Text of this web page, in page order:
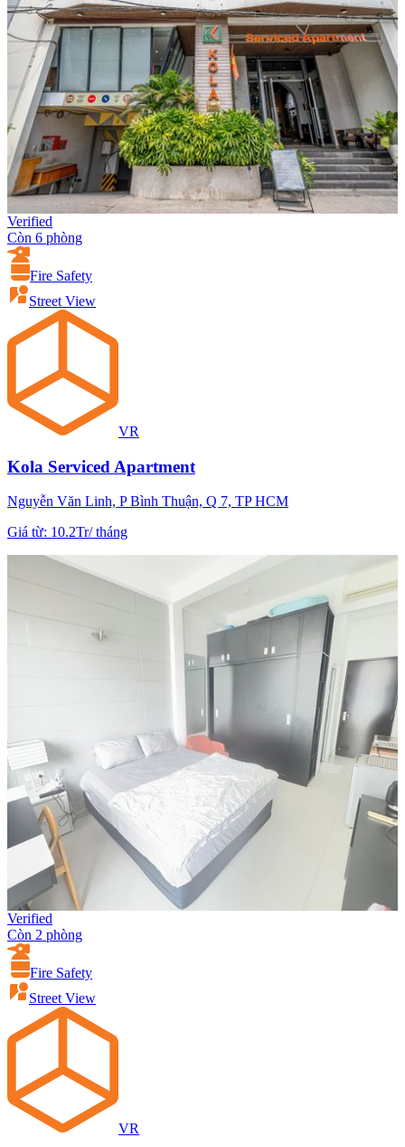
Verified
Còn 6 phòng
Fire Safety
Street View
VR
Kola Serviced Apartment
Nguyễn Văn Linh, P Bình Thuận, Q 7, TP HCM
Giá từ: 10.2Tr/tháng
Verified
Còn 2 phòng
Fire Safety
Street View
VR